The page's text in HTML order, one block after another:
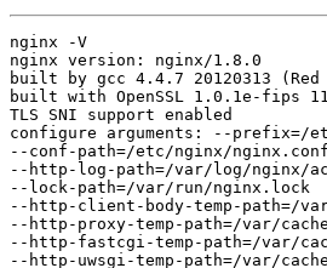
nginx -V
nginx version: nginx/1.8.0
built by gcc 4.4.7 20120313 (Red
built with OpenSSL 1.0.1e-fips 11
TLS SNI support enabled
configure arguments: --prefix=/
--conf-path=/etc/nginx/
--http-log-path=/var/log/nginx/
--lock-path=/var/run/nginx.lock
--http-client-body-temp-path=/
--http-proxy-temp-path=/var/
--http-fastcgi-temp-path=/var/
--http-uwsgi-temp-path=/var/